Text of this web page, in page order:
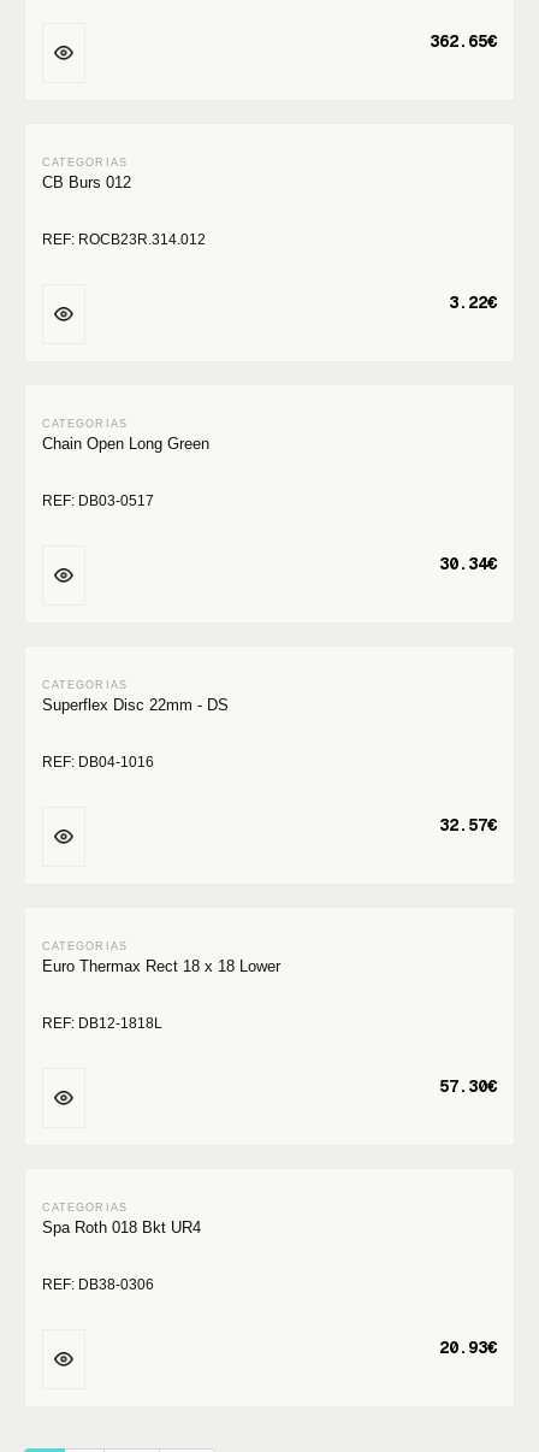
362.65€
CB Burs 012
REF: ROCB23R.314.012
3.22€
Chain Open Long Green
REF: DB03-0517
30.34€
Superflex Disc 22mm - DS
REF: DB04-1016
32.57€
Euro Thermax Rect 18 x 18 Lower
REF: DB12-1818L
57.30€
Spa Roth 018 Bkt UR4
REF: DB38-0306
20.93€